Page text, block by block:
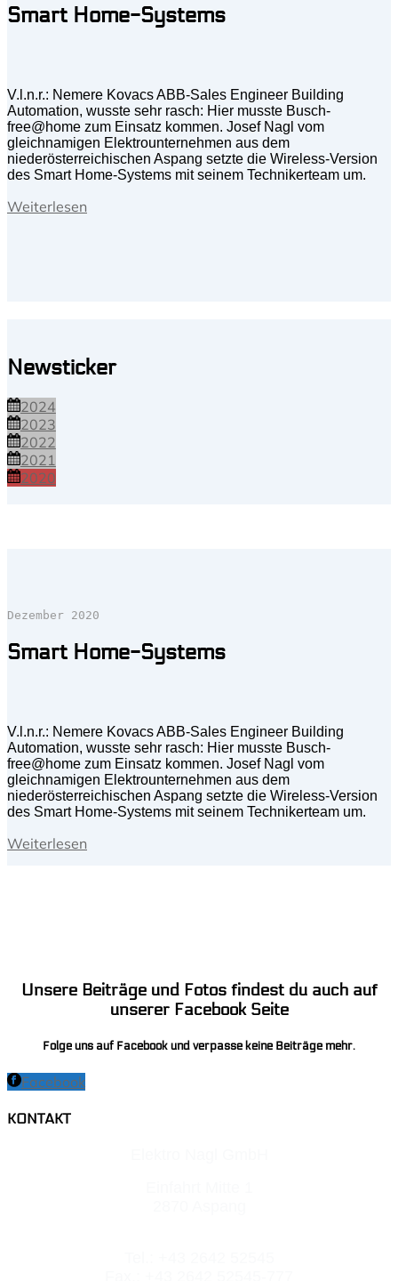
Smart Home-Systems
V.l.n.r.: Nemere Kovacs ABB-Sales Engineer Building
Automation, wusste sehr rasch: Hier musste Busch-
free@home zum Einsatz kommen. Josef Nagl vom
gleichnamigen Elektrounternehmen aus dem
niederösterreichischen Aspang setzte die Wireless-Version
des Smart Home-Systems mit seinem Technikerteam um.
Weiterlesen
Newsticker
2024
2023
2022
2021
2020
Dezember 2020
Smart Home-Systems
V.l.n.r.: Nemere Kovacs ABB-Sales Engineer Building
Automation, wusste sehr rasch: Hier musste Busch-
free@home zum Einsatz kommen. Josef Nagl vom
gleichnamigen Elektrounternehmen aus dem
niederösterreichischen Aspang setzte die Wireless-Version
des Smart Home-Systems mit seinem Technikerteam um.
Weiterlesen
Unsere Beiträge und Fotos findest du auch auf
unserer Facebook Seite
Folge uns auf Facebook und verpasse keine Beiträge mehr.
Facebook
KONTAKT